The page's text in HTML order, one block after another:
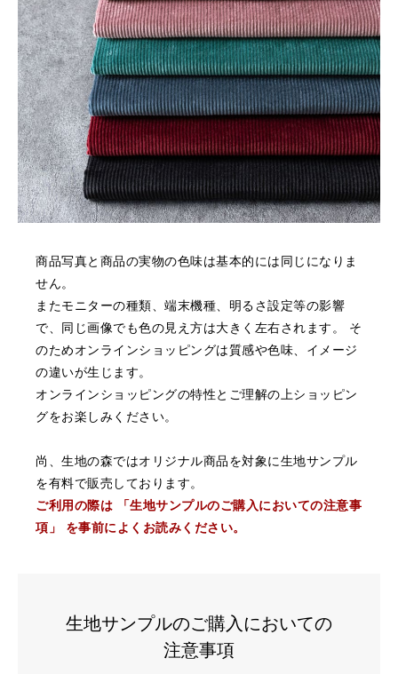
商品写真と商品の実物の色味は基本的には同じになりま
せん。
またモニターの種類、端末機種、明るさ設定等の影響
で、同じ画像でも色の見え方は大きく左右されます。
そ
のためオンラインショッピングは質感や色味、イメージ
の違いが生じます。
オンラインショッピングの特性とご理解の上ショッピン
グをお楽しみください。
尚、生地の森ではオリジナル商品を対象に生地サンプル
を有料で販売しております。
ご利用の際は 「生地サンプルのご購入においての注意事
項」 を事前によくお読みください。
生地サンプルのご購入においての
注意事項